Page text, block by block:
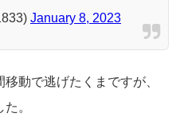
January 8, 2023
動で逃げたくまですが、
。